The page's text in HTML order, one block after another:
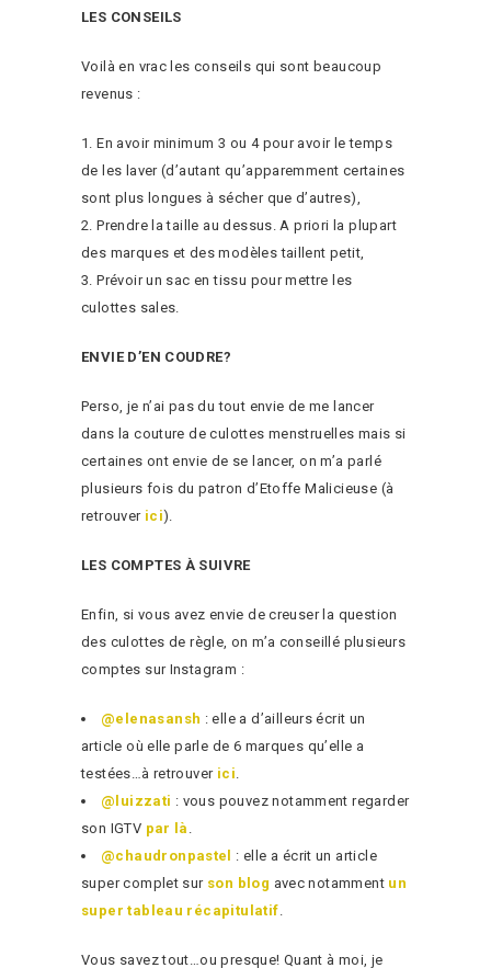
LES CONSEILS
Voilà en vrac les conseils qui sont beaucoup
revenus :
En avoir minimum 3 ou 4 pour avoir le temps
de les laver (d’autant qu’apparemment certaines
sont plus longues à sécher que d’autres),
Prendre la taille au dessus. A priori la plupart
des marques et des modèles taillent petit,
Prévoir un sac en tissu pour mettre les
culottes sales.
ENVIE D’EN COUDRE?
Perso, je n’ai pas du tout envie de me lancer
dans la couture de culottes menstruelles mais si
certaines ont envie de se lancer, on m’a parlé
plusieurs fois du patron d’Etoffe Malicieuse (à
retrouver ici).
LES COMPTES À SUIVRE
Enfin, si vous avez envie de creuser la question
des culottes de règle, on m’a conseillé plusieurs
comptes sur Instagram :
@elenasansh : elle a d’ailleurs écrit un
article où elle parle de 6 marques qu’elle a
testées…à retrouver ici
@luizzati : vous pouvez notamment regarder
son IGTV par là
@chaudronpastel : elle a écrit un article
super complet sur son blog avec notamment un
super tableau récapitulatif
Vous savez tout…ou presque! Quant à moi, je